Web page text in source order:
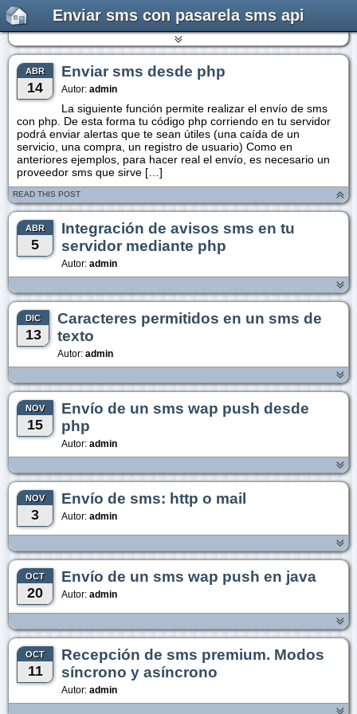
Enviar sms con pasarela sms api
ABR
14
Enviar sms desde php
Autor: admin
La siguiente función permite realizar el envío de sms
con php. De esta forma tu código php corriendo en tu servidor
podrá enviar alertas que te sean útiles (una caída de un
servicio, una compra, un registro de usuario) Como en
anteriores ejemplos, para hacer real el envío, es necesario un
proveedor sms que sirve […]
READ THIS POST
ABR
5
Integración de avisos sms en tu
servidor mediante php
Autor: admin
DIC
13
Caracteres permitidos en un sms de
texto
Autor: admin
NOV
15
Envío de un sms wap push desde
php
Autor: admin
NOV
3
Envío de sms: http o mail
Autor: admin
OCT
20
Envío de un sms wap push en java
Autor: admin
OCT
11
Recepción de sms premium. Modos
síncrono y asíncrono
Autor: admin